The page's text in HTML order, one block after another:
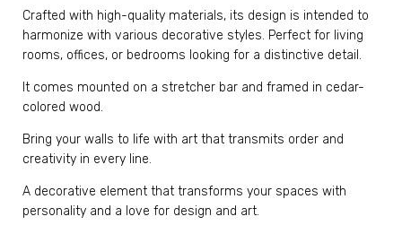
Crafted with high-quality materials, its design is intended to
harmonize with various decorative styles. Perfect for living
rooms, offices, or bedrooms looking for a distinctive detail.
It comes mounted on a stretcher bar and framed in cedar-
colored wood.
Bring your walls to life with art that transmits order and
creativity in every line.
A decorative element that transforms your spaces with
personality and a love for design and art.